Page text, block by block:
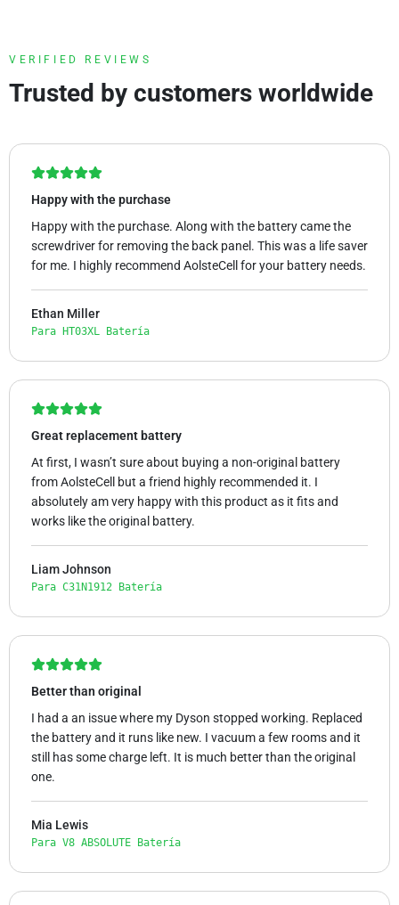
VERIFIED REVIEWS
Trusted by customers worldwide
Happy with the purchase
Happy with the purchase. Along with the battery came the
screwdriver for removing the back panel. This was a life saver
for me. I highly recommend AolsteCell for your battery needs.
Ethan Miller
Para HT03XL Batería
Great replacement battery
At first, I wasn’t sure about buying a non-original battery
from AolsteCell but a friend highly recommended it. I
absolutely am very happy with this product as it fits and
works like the original battery.
Liam Johnson
Para C31N1912 Batería
Better than original
I had a an issue where my Dyson stopped working. Replaced
the battery and it runs like new. I vacuum a few rooms and it
still has some charge left. It is much better than the original
one.
Mia Lewis
Para V8 ABSOLUTE Batería